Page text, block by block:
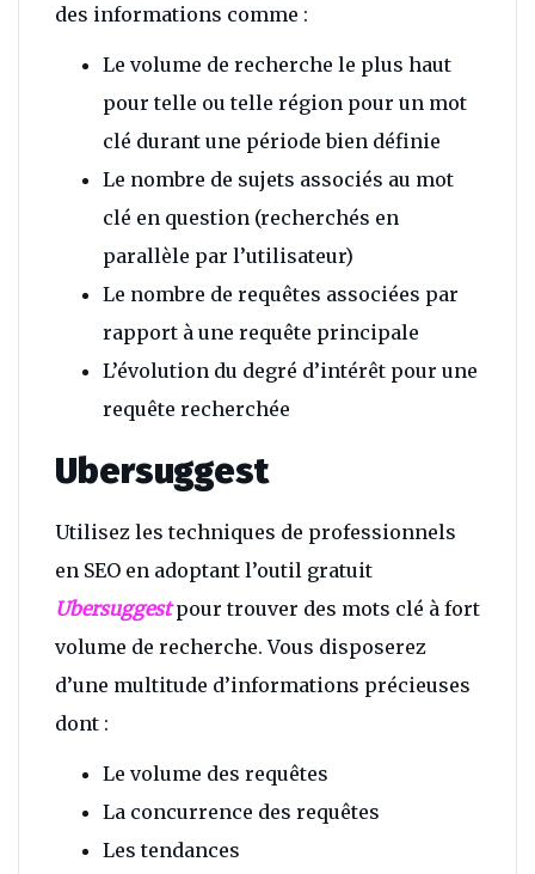
des informations comme :
Le volume de recherche le plus haut
pour telle ou telle région pour un mot
clé durant une période bien définie
Le nombre de sujets associés au mot
clé en question (recherchés en
parallèle par l’utilisateur)
Le nombre de requêtes associées par
rapport à une requête principale
L’évolution du degré d’intérêt pour une
requête recherchée
Ubersuggest
Utilisez les techniques de professionnels
en SEO en adoptant l’outil gratuit
Ubersuggestpour trouver des mots clé à fort
volume de recherche. Vous disposerez
d’une multitude d’informations précieuses
dont :
Le volume des requêtes
La concurrence des requêtes
Les tendances